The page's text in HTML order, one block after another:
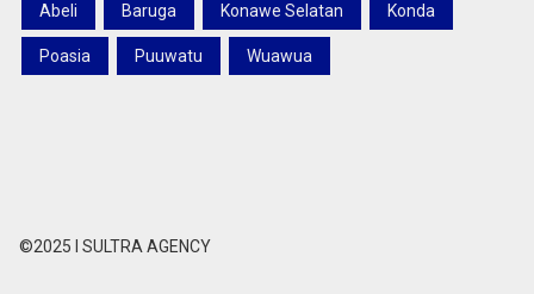
Abeli Baruga Konawe Selatan Konda
Poasia Puuwatu Wuawua
©2025 I SULTRA AGENCY